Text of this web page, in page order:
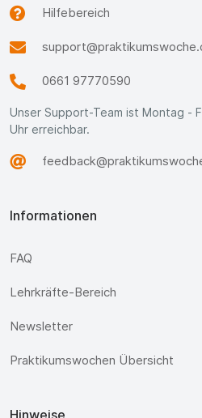
Hilfebereich
0661 97770590
Unser Support-Team ist Montag -
Uhr erreichbar.
Informationen
FAQ
Lehrkräfte-Bereich
Newsletter
Praktikumswochen Übersicht
Hinweise